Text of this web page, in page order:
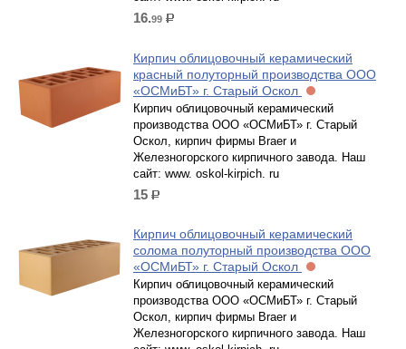
16.99 р.
Кирпич облицовочный керамический
красный полуторный производства ООО
«ОСМиБТ» г. Старый Оскол
Кирпич облицовочный керамический
производства ООО «ОСМиБТ» г. Старый
Оскол, кирпич фирмы Braer и
Железногорского кирпичного завода. Наш
сайт: www. oskol-kirpich. ru
15 р.
Кирпич облицовочный керамический
солома полуторный производства ООО
«ОСМиБТ» г. Старый Оскол
Кирпич облицовочный керамический
производства ООО «ОСМиБТ» г. Старый
Оскол, кирпич фирмы Braer и
Железногорского кирпичного завода. Наш